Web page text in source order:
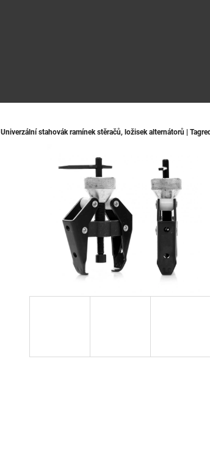
Univerzální stahovák ramínek stěračů, ložisek alternátorů | Tagred